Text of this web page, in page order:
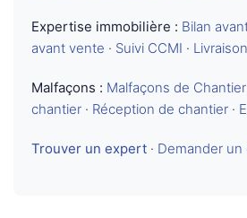
Expertise immobilière : Bilan
avant vente · Suivi CCMI ·
Malfaçons : Malfaçons de Chantier
chantier · Réception de chantier ·
Trouver un expert · Demander un